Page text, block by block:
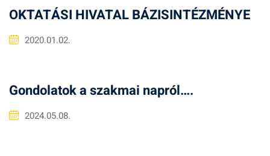
OKTATÁSI HIVATAL BÁZISINTÉZMÉNYE
2020.01.02.
Gondolatok a szakmai napról….
2024.05.08.